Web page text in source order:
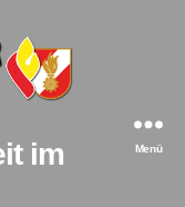
Menü
im